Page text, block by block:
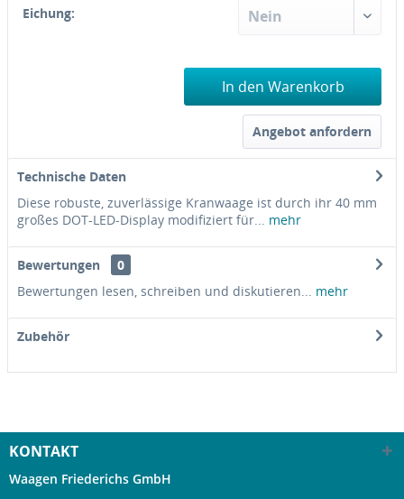
Eichung:
In den Warenkorb
Angebot anfordern
Technische Daten
Diese robuste, zuverlässige Kranwaage ist durch ihr 40 mm
großes DOT-LED-Display modifiziert für...
mehr
Bewertungen
0
Bewertungen lesen, schreiben und diskutieren...
mehr
Zubehör
KONTAKT
Waagen Friederichs GmbH